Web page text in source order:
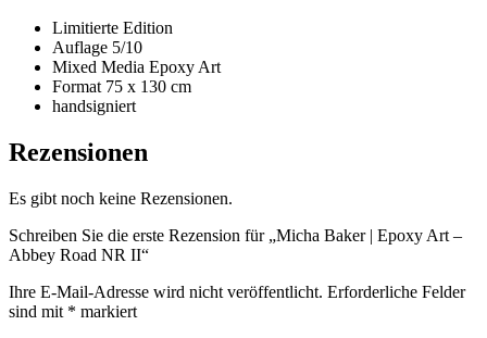
Limitierte Edition
Auflage 5/10
Mixed Media Epoxy Art
Format 75 x 130 cm
handsigniert
Rezensionen
Es gibt noch keine Rezensionen.
Schreiben Sie die erste Rezension für „Micha Baker | Epoxy Art –
Abbey Road NR II“
Ihre E-Mail-Adresse wird nicht veröffentlicht. Erforderliche Felder
sind mit * markiert